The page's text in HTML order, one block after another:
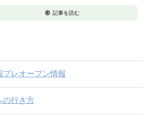
記事を読む
プレオープン情報
の行き方